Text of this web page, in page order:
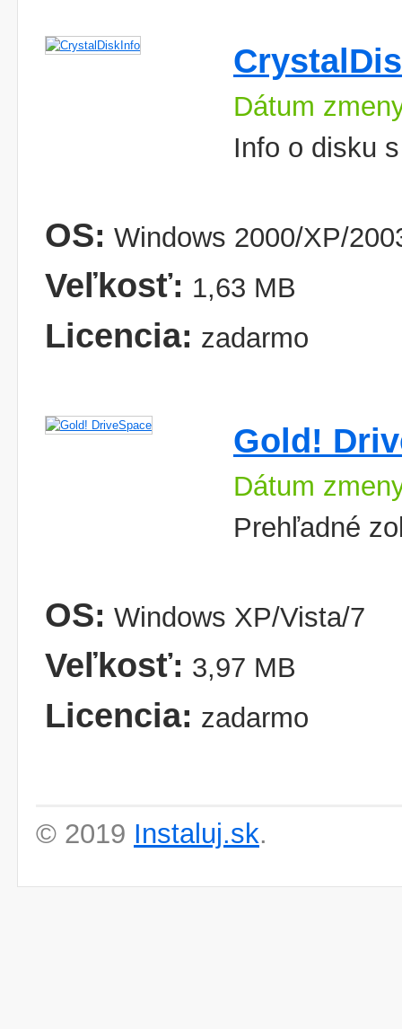
Dátum
Info o disku
OS: Windows 2000/XP/
Veľkosť: 1,63 MB
Licencia: zadarmo
Gold!
Dátum
Prehľadné
OS: Windows XP/Vista/7
Veľkosť: 3,97 MB
Licencia: zadarmo
© 2019 Instaluj.sk.